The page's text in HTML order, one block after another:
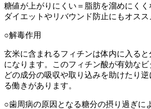
糖値が上がりにくい＝脂肪を溜めにく
ダイエットやリバウンド防止にもオスス
○解毒作用
玄米に含まれるフィチンは体内に入る
になります。このフィチン酸が有効な
どの成分の吸収や取り込みを助けたり
る働きがあります。
○歯周病の原因となる糖分の摂り過ぎに